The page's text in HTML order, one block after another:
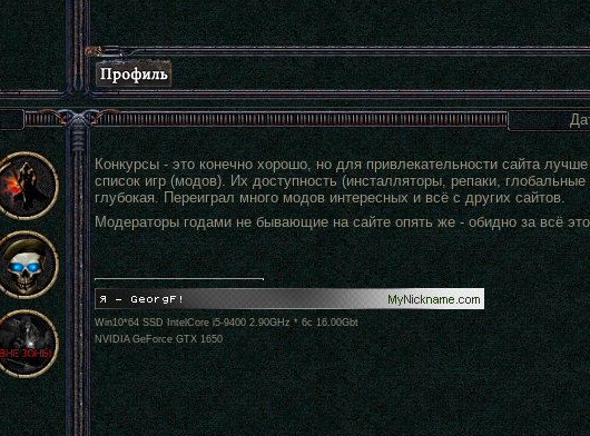
Конкурсы - это конечно хорошо, но для привлекательности сайта
список игр (модов). Их доступность (инсталляторы, репаки,
глубокая. Переиграл много модов интересных и всё с других сайтов.
Модераторы годами не бывающие на сайте опять же - обидно за всё
Win10*64 SSD IntelCore i5-9400 2.90GHz * 6c 16.00Gbt
NVIDIA GeForce GTX 1650